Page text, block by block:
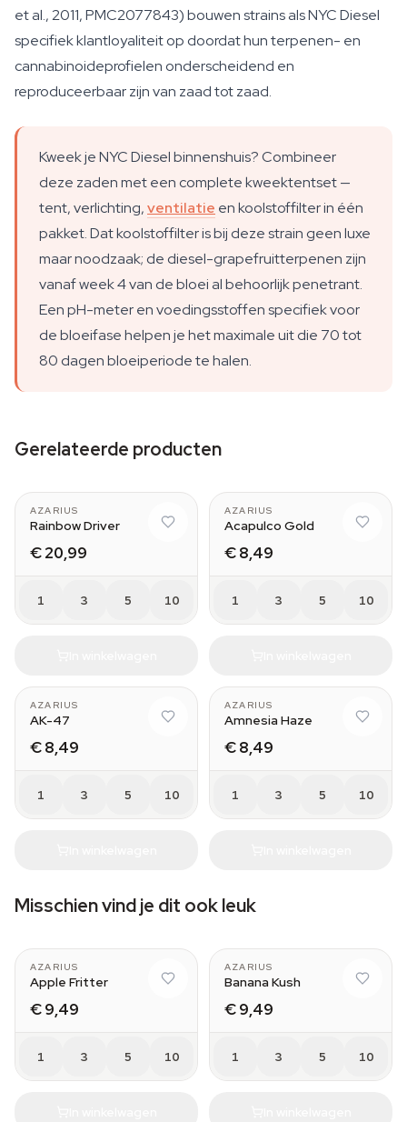
et al., 2011, PMC2077843) bouwen strains als NYC Diesel
specifiek klantloyaliteit op doordat hun terpenen- en
cannabinoideprofielen onderscheidend en
reproduceerbaar zijn van zaad tot zaad.
Kweek je NYC Diesel binnenshuis? Combineer
deze zaden met een complete kweektentset —
tent, verlichting,ventilatie en koolstoffilter in één
pakket. Dat koolstoffilter is bij deze strain geen luxe
maar noodzaak; de diesel-grapefruitterpenen zijn
vanaf week 4 van de bloei al behoorlijk penetrant.
Een pH-meter en voedingsstoffen specifiek voor
de bloeifase helpen je het maximale uit die 70 tot
80 dagen bloeiperiode te halen.
Gerelateerde producten
AZARIUS
Rainbow Driver
€ 20,99
1 3 5 10
AZARIUS
Acapulco Gold
€ 8,49
1 3 5 10
AZARIUS
AK-47
€ 8,49
1 3 5 10
AZARIUS
Amnesia Haze
€ 8,49
1 3 5 10
Misschien vind je dit ook leuk
AZARIUS
Apple Fritter
€ 9,49
1 3 5 10
AZARIUS
Banana Kush
€ 9,49
1 3 5 10